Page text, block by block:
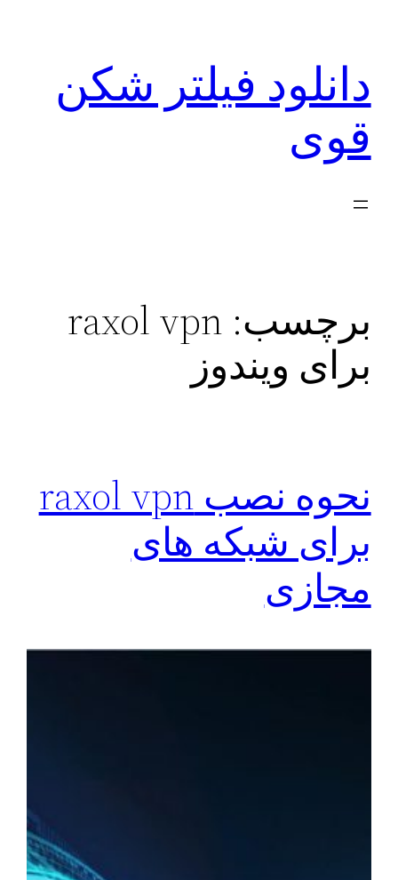
دانلود فیلتر شکن
قوی
برچسب: raxol vpn
برای ویندوز
نحوه نصب raxol vpn
برای شبکه های
مجازی